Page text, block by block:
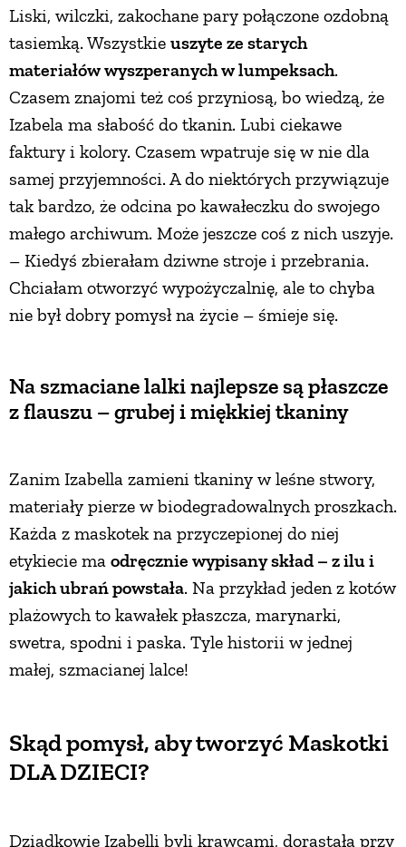
Liski, wilczki, zakochane pary połączone ozdobną
tasiemką. Wszystkie uszyte ze starych
materiałów wyszperanych w lumpeksach.
Czasem znajomi też coś przyniosą, bo wiedzą, że
Izabela ma słabość do tkanin. Lubi ciekawe
faktury i kolory. Czasem wpatruje się w nie dla
samej przyjemności. A do niektórych przywiązuje
tak bardzo, że odcina po kawałeczku do swojego
małego archiwum. Może jeszcze coś z nich uszyje.
– Kiedyś zbierałam dziwne stroje i przebrania.
Chciałam otworzyć wypożyczalnię, ale to chyba
nie był dobry pomysł na życie – śmieje się.
Na szmaciane lalki najlepsze są płaszcze
z flauszu – grubej i miękkiej tkaniny
Zanim Izabella zamieni tkaniny w leśne stwory,
materiały pierze w biodegradowalnych proszkach.
Każda z maskotek na przyczepionej do niej
etykiecie ma odręcznie wypisany skład – z ilu i
jakich ubrań powstała. Na przykład jeden z kotów
plażowych to kawałek płaszcza, marynarki,
swetra, spodni i paska. Tyle historii w jednej
małej, szmacianej lalce!
Skąd pomysł, aby tworzyć Maskotki
DLA DZIECI?
Dziadkowie Izabelli byli krawcami, dorastała przy